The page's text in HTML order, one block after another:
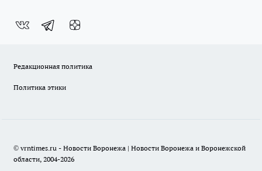
Редакционная политика
Политика этики
© vrntimes.ru - Новости Воронежа | Новости Воронежа и Воронежской
области, 2004-2026